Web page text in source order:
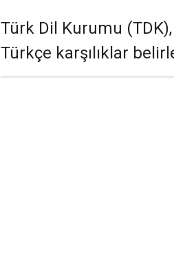
Türk Dil Kurumu
Türkçe karşılıklar